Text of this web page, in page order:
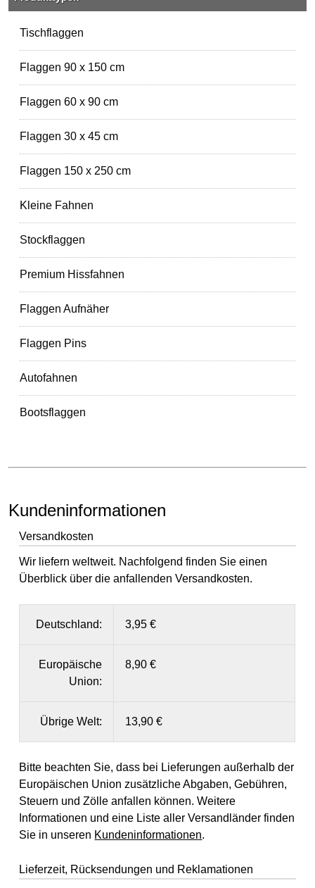
Tischflaggen
Flaggen 90 x 150 cm
Flaggen 60 x 90 cm
Flaggen 30 x 45 cm
Flaggen 150 x 250 cm
Kleine Fahnen
Stockflaggen
Premium Hissfahnen
Flaggen Aufnäher
Flaggen Pins
Autofahnen
Bootsflaggen
Kundeninformationen
Versandkosten
Wir liefern weltweit. Nachfolgend finden Sie einen
Überblick über die anfallenden Versandkosten.
Deutschland: 3,95 €
Europäische
Union:
8,90 €
Übrige Welt: 13,90 €
Bitte beachten Sie, dass bei Lieferungen außerhalb der
Europäischen Union zusätzliche Abgaben, Gebühren,
Steuern und Zölle anfallen können. Weitere
Informationen und eine Liste aller Versandländer finden
Sie in unseren Kundeninformationen.
Lieferzeit, Rücksendungen und Reklamationen